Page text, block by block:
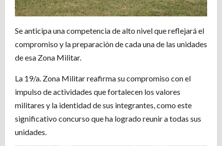
Se anticipa una competencia de alto nivel que reflejará el
compromiso y la preparación de cada una de las unidades
de esa Zona Militar.
La 19/a. Zona Militar reafirma su compromiso con el
impulso de actividades que fortalecen los valores
militares y la identidad de sus integrantes, como este
significativo concurso que ha logrado reunir a todas sus
unidades.